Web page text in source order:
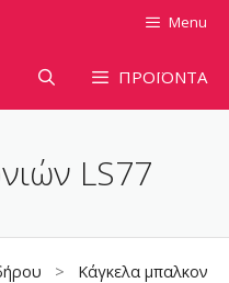
Menu
ΠΡΟΪΟΝΤΑ
LS77
> Κάγκελα